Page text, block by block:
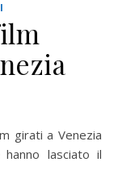
lasciato il